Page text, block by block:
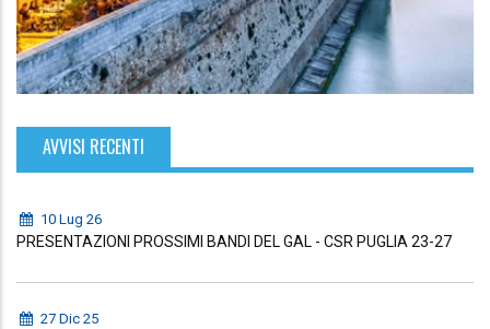
AVVISI RECENTI
10 Lug 26
PRESENTAZIONI PROSSIMI BANDI DEL GAL - CSR PUGLIA 23-27
27 Dic 25